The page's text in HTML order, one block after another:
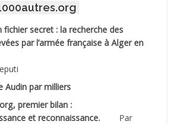
Ahmed
ben Kaddour
dit le Coiffeur
fichier secret : la recherche des
par l’armée française à Alger en
Audin par milliers
premier bilan :
et reconnaissance.
Par